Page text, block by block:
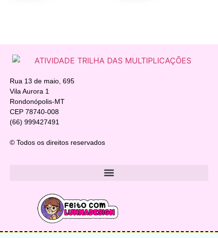
Rua 13 de maio, 695
Vila Aurora 1
Rondonópolis-MT
CEP 78740-008
(66) 999427491
© Todos os direitos reservados